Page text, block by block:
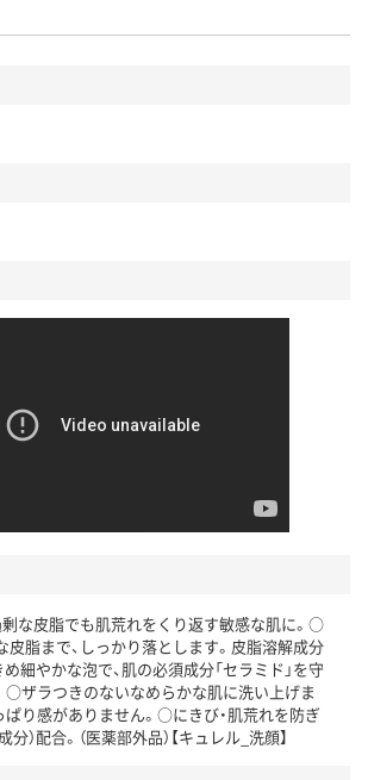
剰な皮脂でも肌荒れをくり返す敏感な肌に。○
皮脂まで、しっかり落とします。皮脂溶解成分
め細やかな泡で、肌の必須成分「セラミド」を守
○ザラつきのないなめらかな肌に洗い上げま
り感がありません。○にきび・肌荒れを防ぎ
分）配合。（医薬部外品）【キュレル_洗顔】